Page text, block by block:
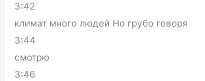
3:42
климат много людей Но грубо говоря
3:44
смотрю
3:46